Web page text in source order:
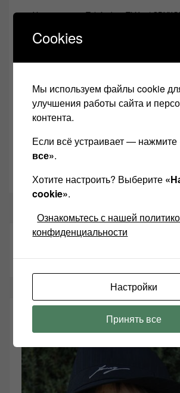
Уведомление:Telefunken TLX 3 |
Уведомление: ЦАП Pegasus II Ultra - Все
взрослому! | ЗВУКОМАНИЯ
Поиск
РЕДАКТОР САЙТА:
Cookies
Мы используем файлы cookie
улучшения работы сайта и
контента.
Если всё устраивает — нажмите
все».
Хотите настроить? Выберите
cookie».
Ознакомьтесь с нашей
конфиденциальности
Настройки
Принять все